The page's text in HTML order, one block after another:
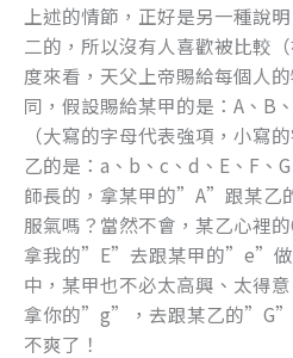
上述的情節，正好是另一種說
二的，所以沒有人喜歡被比較
度來看，天父上帝賜給每個人
同，假設賜給某甲的是：A、B
（大寫的字母代表強項，小寫
乙的是：a、b、c、d、E、F、
師長的，拿某甲的”A”跟某
服氣嗎？當然不會，某乙心裡
拿我的”E”去跟某甲的”e”做
中，某甲也不必太高興、太得
拿你的”g”，去跟某乙的”G”
不爽了！